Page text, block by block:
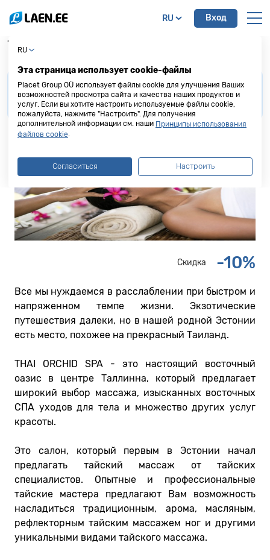
RU Вход
Thai Orchid Spa
Для получения скидки от наших партнеров,
просимпредоставить кредитную карту Placet
Groupдо осуществления покупки или услуги.
Скидка -10%
Все мы нуждаемся в расслаблении при быстром и
напряженном темпе жизни. Экзотические
путешествия далеки, но в нашей родной Эстонии
есть место, похожее на прекрасный Таиланд.
THAI ORCHID SPA - это настоящий восточный
оазис в центре Таллинна, который предлагает
широкий выбор массажа, изысканных восточных
СПА уходов для тела и множество других услуг
красоты.
Это салон, который первым в Эстонии начал
предлагать тайский массаж от тайских
специалистов. Опытные и профессиональные
тайские мастера предлагают Вам возможность
насладиться традиционным, арома, масляным,
рефлекторным тайским массажем ног и другими
уникальными видами тайского массажа.
RU
Эта страница использует cookie-файлы
Placet Group OÜ использует файлы cookie для улучшения Ваших
возможностей просмотра сайта и качества наших продуктов и
услуг. Если вы хотите настроить используемые файлы cookie,
пожалуйста, нажмите "Настроить". Для получения
дополнительной информации см. наши Принципы использования
файлов cookie
Согласиться Настроить